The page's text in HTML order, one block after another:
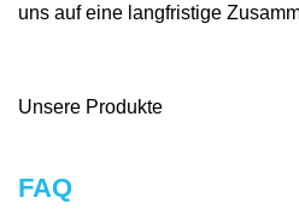
uns auf eine langfristige
Unsere Produkte
FAQ